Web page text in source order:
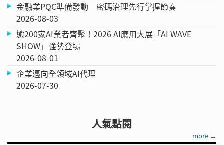
金融業PQC準備發動 密碼治理先行掌握節奏
2026-08-03
逾200家AI業者齊聚！2026 AI應用大展「AI WAVE
SHOW」強勢登場
2026-08-01
企業邁向全領域AI代理
2026-07-30
人氣點閱
more →